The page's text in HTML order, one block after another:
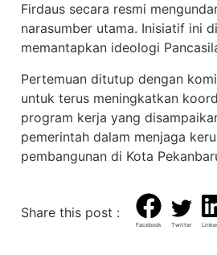
Firdaus secara resmi
narasumber utama. Inisiatif ini
memantapkan ideologi
Pertemuan ditutup dengan
untuk terus meningkatkan
program kerja yang
pemerintah dalam menjaga
pembangunan di Kota
Share this post :
Facebook Twitter